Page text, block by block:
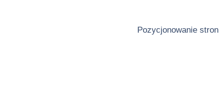
Pozycjonowanie stron